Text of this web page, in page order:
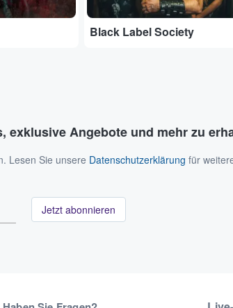
Black Label Society
exklusive Angebote und mehr zu
Lesen Sie unsere Datenschutzerklärung für
Jetzt abonnieren